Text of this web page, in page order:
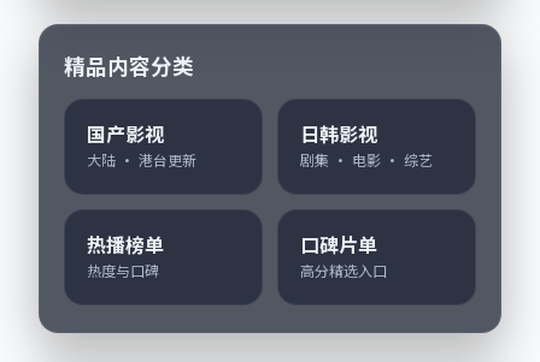
精品内容分类
国产影视
大陆 · 港台更新
日韩影视
剧集 · 电影 · 综艺
热播榜单
热度与口碑
口碑片单
高分精选入口